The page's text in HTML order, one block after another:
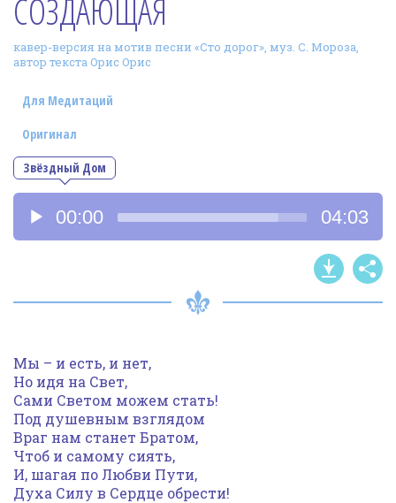
Фотогалерея
In English
Видео
Ииссиидиология
Номера песен
СОЗДАЮЩАЯ
кавер-версия на мотив песни «Сто дорог», муз. С. Мороза,
автор текста Орис Орис
Звёздный Дом
Для Медитаций
Оригинал
Аудиоплеер
00:00 04:03
Мы – и есть, и нет,
Но идя на Свет,
Сами Светом можем стать!
Под душевным взглядом
Враг нам станет Братом,
Чтоб и самому сиять,
И, шагая по Любви Пути,
Духа Силу в Сердце обрести!